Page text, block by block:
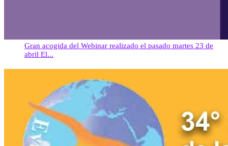
Gran acogida del Webinar realizado el pasado martes 23 de
abril El...